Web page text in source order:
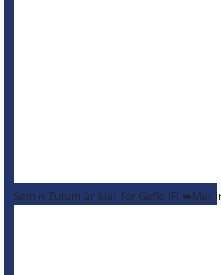
Semin Zulum är klar för Gefle IF! ➡️Mer